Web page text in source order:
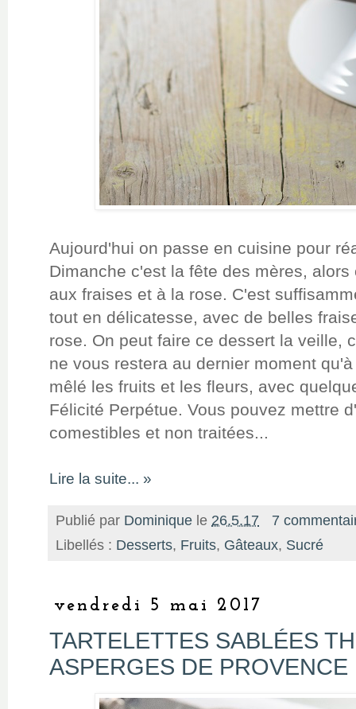
Aujourd'hui on passe en cuisine pour
Dimanche c'est la fête des mères,
aux fraises et à la rose. C'est
tout en délicatesse, avec de belles
rose. On peut faire ce dessert la veille,
ne vous restera au dernier moment
mêlé les fruits et les fleurs, avec
Félicité Perpétue. Vous pouvez mettre
comestibles et non traitées...
Lire la suite... »
Publié par Dominique le 26.5.17
7
Libellés : Desserts, Fruits, Gâteaux, Sucré
vendredi 5 mai 2017
TARTELETTES SABLÉES
ASPERGES DE